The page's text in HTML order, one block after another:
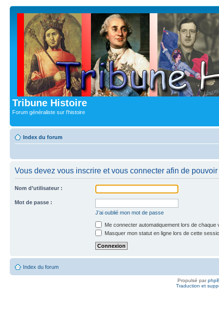
Tribune Histoire
Forum généraliste sur l'histoire
Index du forum
Vous devez vous inscrire et vous connecter afin de
Nom d’utilisateur :
Mot de passe :
J’ai oublié mon mot de passe
Me connecter automatiquement lors de chaque
Masquer mon statut en ligne lors de cette
Index du forum
Propulsé par
Traduction et